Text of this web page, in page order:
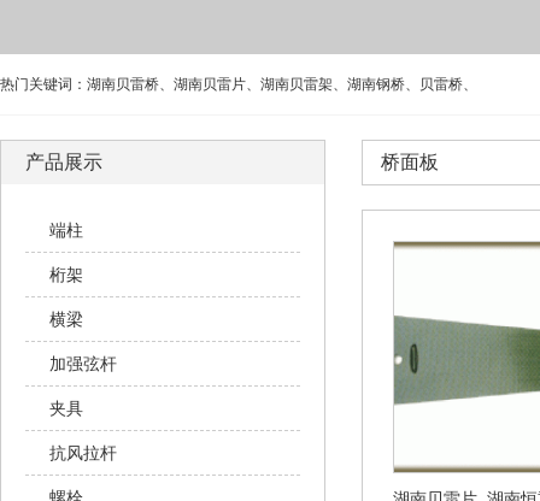
热门关键词： 湖南贝雷桥、 湖南贝雷片、 湖南贝雷架、 湖南钢桥、 贝雷桥、
桥面板
产品展示
端柱
桁架
横梁
加强弦杆
夹具
抗风拉杆